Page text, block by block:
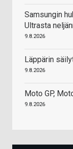
Samsungin
Ultrasta
9.8.2026
Läppärin
9.8.2026
Moto GP,
9.8.2026